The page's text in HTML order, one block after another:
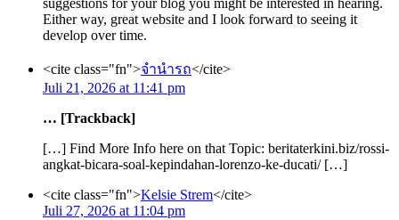
suggestions for your blog you might be interested in hearing.
Either way, great website and I look forward to seeing it
develop over time.
<cite class="fn">จำนำรถ</cite>
Juli 21, 2026 at 11:41 pm
… [Trackback]
[…] Find More Info here on that Topic: beritaterkini.biz/rossi-
angkat-bicara-soal-kepindahan-lorenzo-ke-ducati/ […]
<cite class="fn">Kelsie Strem</cite>
Juli 27, 2026 at 11:04 pm